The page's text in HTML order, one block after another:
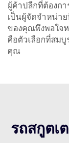
ผู้ค้าปลีกที่ต้องก
เป็นผู้จัดจำหน่า
ของคุณพึงพอใจ
คือตัวเลือกที่สม
คุณ
รถสกูตเ